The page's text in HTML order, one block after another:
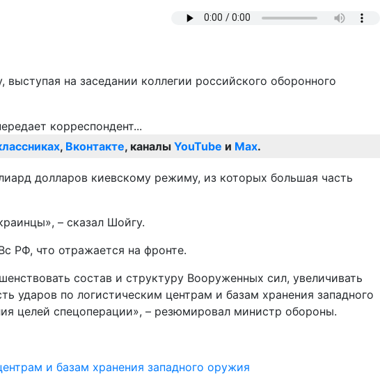
на заседании коллегии российского оборонного
, Вконтакте, каналы YouTube и Max.
долларов киевскому режиму, из которых большая часть
– сказал Шойгу.
РФ, что отражается на фронте.
состав и структуру Вооруженных сил, увеличивать
ударов по логистическим центрам и базам хранения западного
целей спецоперации», – резюмировал министр обороны.
и базам хранения западного оружия